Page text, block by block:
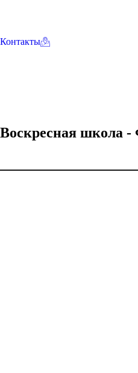
Контакты
Воскресная школа -